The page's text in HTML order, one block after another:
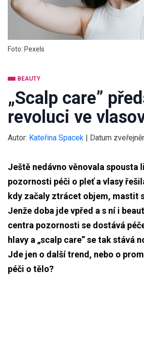
Foto: Pexels
BEAUTY
„Scalp care”
revoluci ve
Autor: Kateřina Spacek | Datum
Ještě nedávno věnovala spousta
pozornosti péči o pleť a vlasy
kdy začaly ztrácet objem, mastit
Jenže doba jde vpřed a s ní i
centra pozornosti se dostává
hlavy a „scalp care” se tak stává
Jde jen o další trend, nebo o
péči o tělo?